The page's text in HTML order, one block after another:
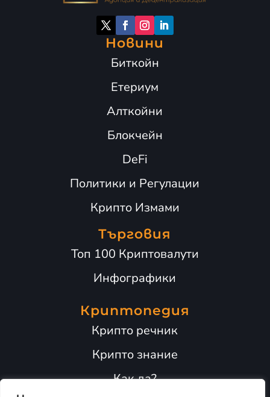
Новини
Биткойн
Етериум
Алткойни
Блокчейн
DeFi
Политики и Регулации
Крипто Измами
Търговия
Топ 100 Криптовалути
Инфографики
Криптопедия
Крипто речник
Крипто знание
Как да?